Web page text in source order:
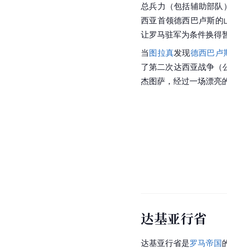
总兵力（包括辅助部
西亚首领德西巴卢斯的
让罗马驻军为条件换得
当图拉真发现德西巴卢
了第二次达西亚战争
杰图萨，经过一场漂亮
达基亚行省
达基亚行省是罗马帝国